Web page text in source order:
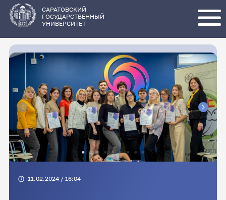
основному
содержанию
САРАТОВСКИЙ
ГОСУДАРСТВЕННЫЙ
УНИВЕРСИТЕТ
11.02.2024 / 16:04